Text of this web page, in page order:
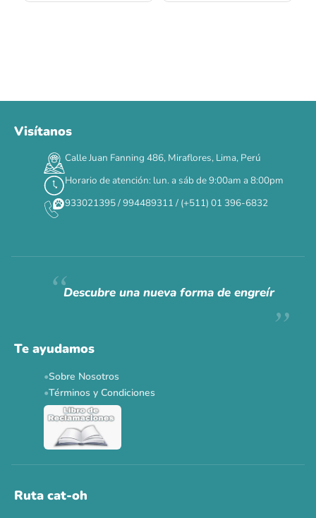
Visítanos
Calle Juan Fanning 486, Miraflores, Lima, Perú
Horario de atención: lun. a sáb de 9:00am a 8:00pm
933021395 / 994489311 / (+511) 01 396-6832
Descubre una nueva forma de engreír
Te ayudamos
Sobre Nosotros
Términos y Condiciones
Ruta cat-oh